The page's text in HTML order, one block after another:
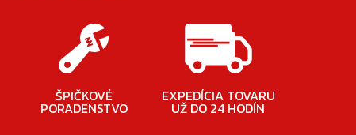
ŠPIČKOVÉ
PORADENSTVO
EXPEDÍCIA TOVARU
UŽ DO 24 HODÍN